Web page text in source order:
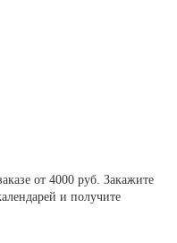
от 4000 руб. Закажите
и получите